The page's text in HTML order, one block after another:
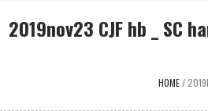
2019nov23 CJF hb _ SC
HOME/